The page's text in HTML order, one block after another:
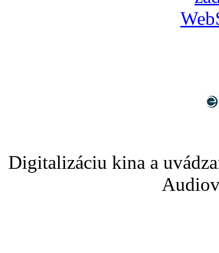
Digitalizáciu kina a